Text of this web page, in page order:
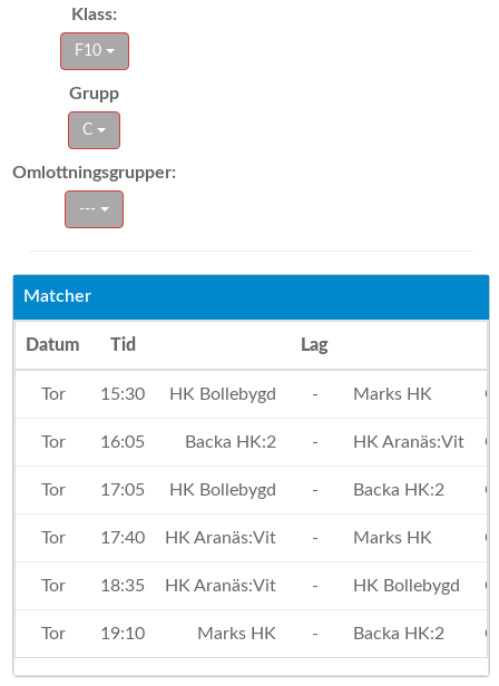
Klass:
F10
Grupp
C
Omlottningsgrupper:
---
Matcher
Datum Tid Lag
Tor 15:30 HK Bollebygd - Marks HK
Tor 16:05 Backa HK:2 - HK Aranäs:Vit
Tor 17:05 HK Bollebygd - Backa HK:2
Tor 17:40 HK Aranäs:Vit - Marks HK
Tor 18:35 HK Aranäs:Vit - HK Bollebygd
Tor 19:10 Marks HK - Backa HK:2